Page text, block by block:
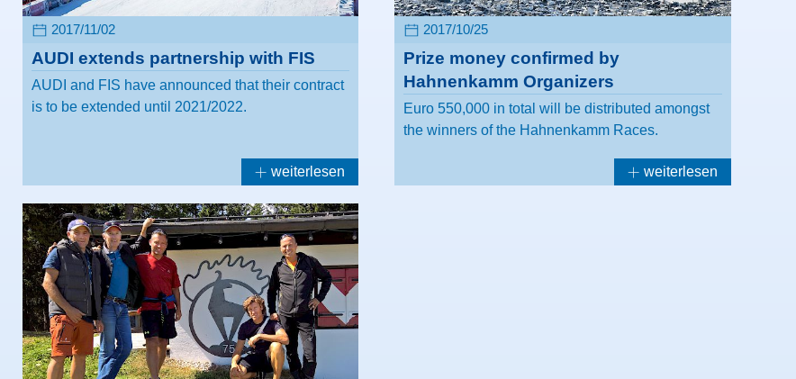
2017/11/02
AUDI extends partnership with FIS
AUDI and FIS have announced that their contract
is to be extended until 2021/2022.
weiterlesen
2017/10/25
Prize money confirmed by
Hahnenkamm Organizers
Euro 550,000 in total will be distributed amongst
the winners of the Hahnenkamm Races.
weiterlesen